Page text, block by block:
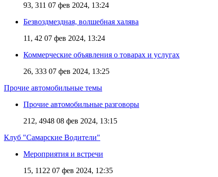
93, 311 07 фев 2024, 13:24
Безвоздмездная, волшебная халява
11, 42 07 фев 2024, 13:24
Коммерческие объявления о товарах и услугах
26, 333 07 фев 2024, 13:25
Прочие автомобильные темы
Прочие автомобильные разговоры
212, 4948 08 фев 2024, 13:15
Клуб "Самарские Водители"
Мероприятия и встречи
15, 1122 07 фев 2024, 12:35